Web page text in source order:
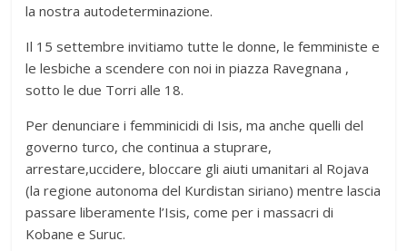
la nostra autodeterminazione.
Il 15 settembre invitiamo tutte le donne, le femministe e
le lesbiche a scendere con noi in piazza Ravegnana ,
sotto le due Torri alle 18.
Per denunciare i femminicidi di Isis, ma anche quelli del
governo turco, che continua a stuprare,
arrestare,uccidere, bloccare gli aiuti umanitari al Rojava
(la regione autonoma del Kurdistan siriano) mentre lascia
passare liberamente l’Isis, come per i massacri di
Kobane e Suruc.